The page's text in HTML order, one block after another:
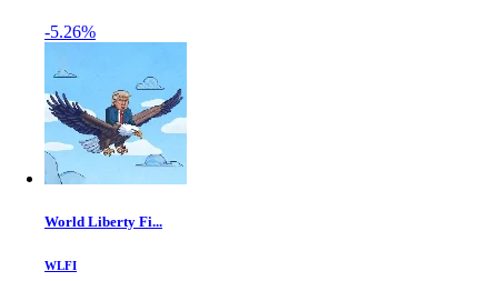
-5.26%
World Liberty Fi...
WLFI